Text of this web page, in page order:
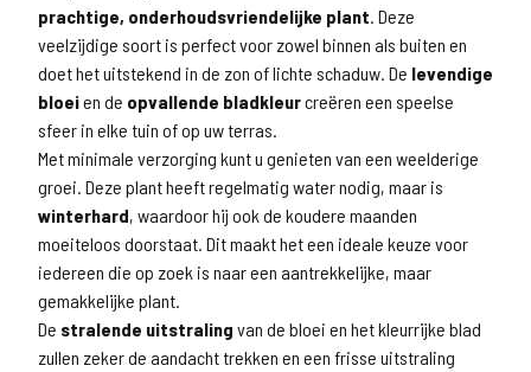
prachtige, onderhoudsvriendelijke plant. Deze
veelzijdige soort is perfect voor zowel binnen als buiten en
doet het uitstekend in de zon of lichte schaduw. De levendige
bloeien de opvallende bladkleurcreëren een speelse
sfeer in elke tuin of op uw terras.
Met minimale verzorging kunt u genieten van een weelderige
groei. Deze plant heeft regelmatig water nodig, maar is
winterhard, waardoor hij ook de koudere maanden
moeiteloos doorstaat. Dit maakt het een ideale keuze voor
iedereen die op zoek is naar een aantrekkelijke, maar
gemakkelijke plant.
De stralende uitstraling van de bloei en het kleurrijke blad
zullen zeker de aandacht trekken en een frisse uitstraling